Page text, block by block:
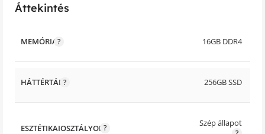
Áttekintés
MEMÓRIA 16GB DDR4
HÁTTÉRTÁR 256GB SSD
ESZTÉTIKAIOSZTÁLYOK Szép állapot